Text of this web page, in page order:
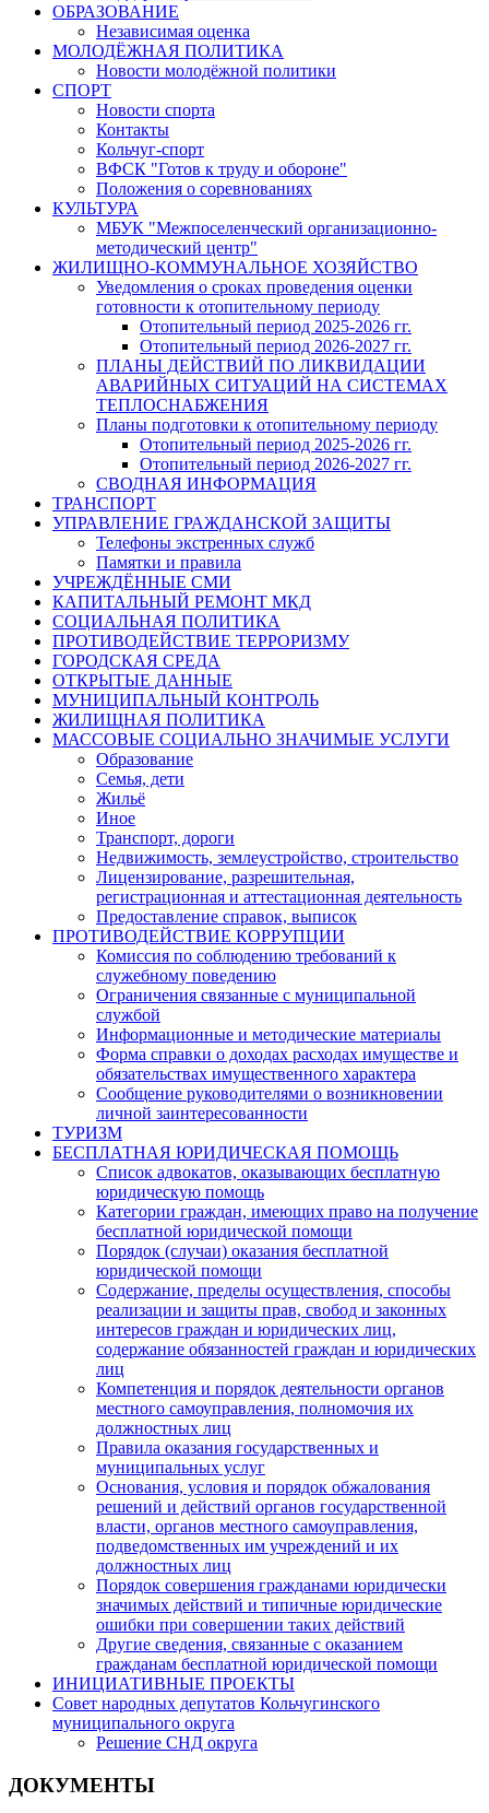
ОБРАЗОВАНИЕ
Независимая оценка
МОЛОДЁЖНАЯ ПОЛИТИКА
Новости молодёжной политики
СПОРТ
Новости спорта
Контакты
Кольчуг-спорт
ВФСК "Готов к труду и обороне"
Положения о соревнованиях
КУЛЬТУРА
МБУК "Межпоселенческий организационно-
методический центр"
ЖИЛИЩНО-КОММУНАЛЬНОЕ ХОЗЯЙСТВО
Уведомления о сроках проведения оценки
готовности к отопительному периоду
Отопительный период 2025-2026 гг.
Отопительный период 2026-2027 гг.
ПЛАНЫ ДЕЙСТВИЙ ПО ЛИКВИДАЦИИ
АВАРИЙНЫХ СИТУАЦИЙ НА СИСТЕМАХ
ТЕПЛОСНАБЖЕНИЯ
Планы подготовки к отопительному периоду
Отопительный период 2025-2026 гг.
Отопительный период 2026-2027 гг.
СВОДНАЯ ИНФОРМАЦИЯ
ТРАНСПОРТ
УПРАВЛЕНИЕ ГРАЖДАНСКОЙ ЗАЩИТЫ
Телефоны экстренных служб
Памятки и правила
УЧРЕЖДЁННЫЕ СМИ
КАПИТАЛЬНЫЙ РЕМОНТ МКД
СОЦИАЛЬНАЯ ПОЛИТИКА
ПРОТИВОДЕЙСТВИЕ ТЕРРОРИЗМУ
ГОРОДСКАЯ СРЕДА
ОТКРЫТЫЕ ДАННЫЕ
МУНИЦИПАЛЬНЫЙ КОНТРОЛЬ
ЖИЛИЩНАЯ ПОЛИТИКА
МАССОВЫЕ СОЦИАЛЬНО ЗНАЧИМЫЕ УСЛУГИ
Образование
Семья, дети
Жильё
Иное
Транспорт, дороги
Недвижимость, землеустройство, строительство
Лицензирование, разрешительная,
регистрационная и аттестационная деятельность
Предоставление справок, выписок
ПРОТИВОДЕЙСТВИЕ КОРРУПЦИИ
Комиссия по соблюдению требований к
служебному поведению
Ограничения связанные с муниципальной
службой
Информационные и методические материалы
Форма справки о доходах расходах имуществе и
обязательствах имущественного характера
Сообщение руководителями о возникновении
личной заинтересованности
ТУРИЗМ
БЕСПЛАТНАЯ ЮРИДИЧЕСКАЯ ПОМОЩЬ
Список адвокатов, оказывающих бесплатную
юридическую помощь
Категории граждан, имеющих право на получение
бесплатной юридической помощи
Порядок (случаи) оказания бесплатной
юридической помощи
Содержание, пределы осуществления, способы
реализации и защиты прав, свобод и законных
интересов граждан и юридических лиц,
содержание обязанностей граждан и юридических
лиц
Компетенция и порядок деятельности органов
местного самоуправления, полномочия их
должностных лиц
Правила оказания государственных и
муниципальных услуг
Основания, условия и порядок обжалования
решений и действий органов государственной
власти, органов местного самоуправления,
подведомственных им учреждений и их
должностных лиц
Порядок совершения гражданами юридически
значимых действий и типичные юридические
ошибки при совершении таких действий
Другие сведения, связанные с оказанием
гражданам бесплатной юридической помощи
ИНИЦИАТИВНЫЕ ПРОЕКТЫ
Совет народных депутатов Кольчугинского
муниципального округа
Решение СНД округа
ДОКУМЕНТЫ